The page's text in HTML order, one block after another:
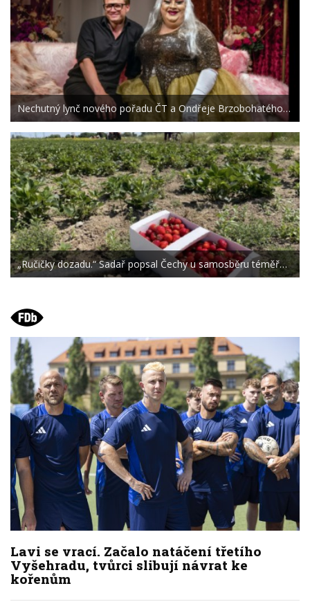
Nechutný lynč nového pořadu ČT a Ondřeje Brzobohatého…
„Ručičky dozadu.“ Sadař popsal Čechy u samosběru téměř…
Lavi se vrací. Začalo natáčení třetího
Vyšehradu, tvůrci slibují návrat ke
kořenům